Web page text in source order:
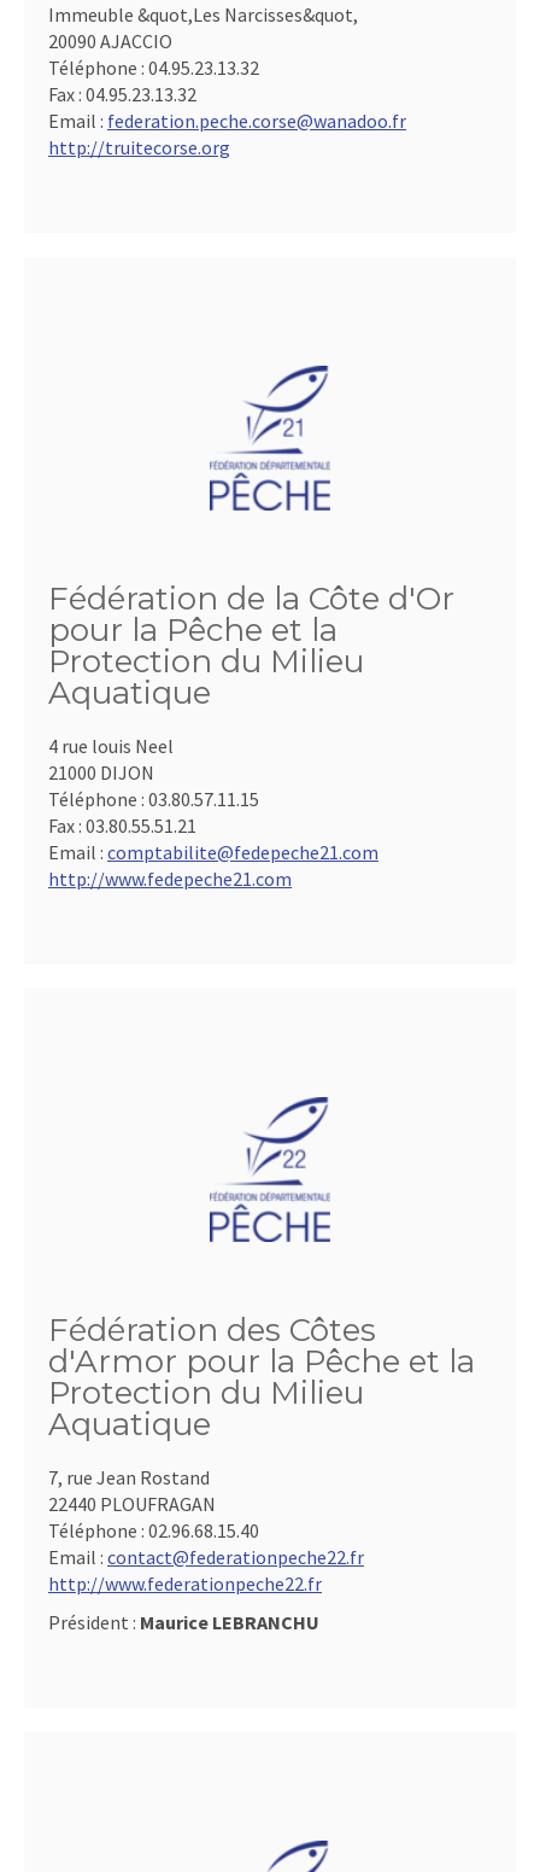
Immeuble &quot,Les Narcisses&quot,
20090 AJACCIO
Téléphone : 04.95.23.13.32
Fax : 04.95.23.13.32
Email : federation.peche.corse@wanadoo.fr
http://truitecorse.org
Fédération de la Côte d'Or
pour la Pêche et la
Protection du Milieu
Aquatique
4 rue louis Neel
21000 DIJON
Téléphone : 03.80.57.11.15
Fax : 03.80.55.51.21
Email : comptabilite@fedepeche21.com
http://www.fedepeche21.com
Fédération des Côtes
d'Armor pour la Pêche et la
Protection du Milieu
Aquatique
7, rue Jean Rostand
22440 PLOUFRAGAN
Téléphone : 02.96.68.15.40
Email : contact@federationpeche22.fr
http://www.federationpeche22.fr
Président : Maurice LEBRANCHU